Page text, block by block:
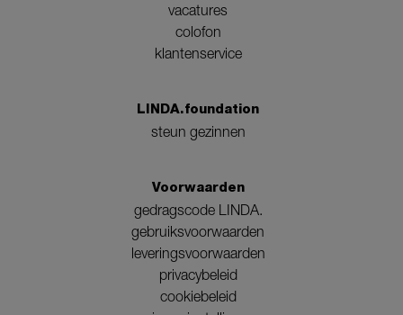
vacatures
colofon
klantenservice
LINDA.foundation
steun gezinnen
Voorwaarden
gedragscode LINDA.
gebruiksvoorwaarden
leveringsvoorwaarden
privacybeleid
cookiebeleid